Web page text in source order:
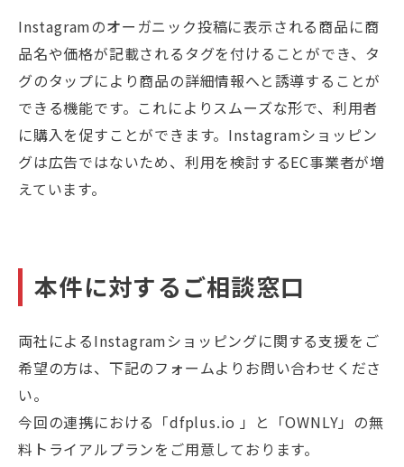
Instagramのオーガニック投稿に表示される商品に商
品名や価格が記載されるタグを付けることができ、タ
グのタップにより商品の詳細情報へと誘導することが
できる機能です。これによりスムーズな形で、利用者
に購入を促すことができます。Instagramショッピン
グは広告ではないため、利用を検討するEC事業者が増
えています。
本件に対するご相談窓口
両社によるInstagramショッピングに関する支援をご
希望の方は、下記のフォームよりお問い合わせくださ
い。
今回の連携における「dfplus.io 」と「OWNLY」の無
料トライアルプランをご用意しております。